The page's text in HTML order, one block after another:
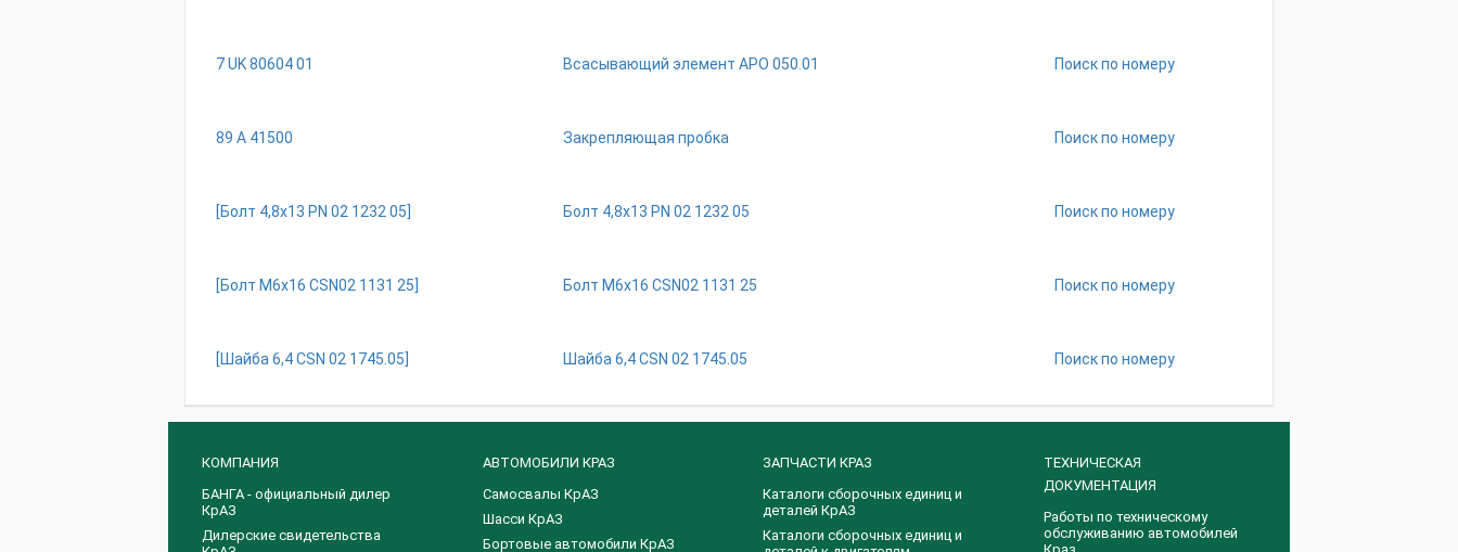
7 UK 80604 01 Всасывающий элемент АРО 050.01 Поиск по номеру
89 A 41500 Закрепляющая пробка Поиск по номеру
[Бoлт 4,8x13 PN 02 1232 05] Бoлт 4,8x13 PN 02 1232 05 Поиск по номеру
[Бoлт M6x16 CSN02 1131 25] Бoлт M6x16 CSN02 1131 25 Поиск по номеру
[Шaйбa 6,4 CSN 02 1745.05] Шaйбa 6,4 CSN 02 1745.05 Поиск по номеру
КОМПАНИЯ
БАНГА - официальный дилер
КрАЗ
Дилерские свидетельства
АВТОМОБИЛИ КРАЗ
Самосвалы КрАЗ
Шасси КрАЗ
Бортовые автомобили КрАЗ
ЗАПЧАСТИ КРАЗ
Каталоги сборочных единиц и
деталей КрАЗ
​Каталоги сборочных единиц и
ТЕХНИЧЕСКАЯ
ДОКУМЕНТАЦИЯ
Работы по техническому
обслуживанию автомобилей